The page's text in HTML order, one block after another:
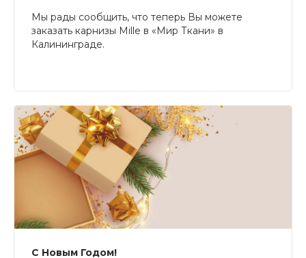
Мы рады сообщить, что теперь Вы можете
заказать карнизы Mille в «Мир Ткани» в
Калининграде.
С Новым Годом!